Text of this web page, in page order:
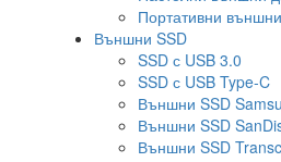
Портативни
Външни SSD
SSD с USB 3.0
SSD с USB Type-C
Външни SSD
Външни SSD
Външни SSD